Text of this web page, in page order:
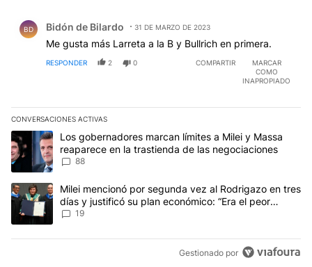
BD Bidón de Bilardo 31 DE MARZO DE 2023
Me gusta más Larreta a la B y Bullrich en primera.
RESPONDER 2 0 COMPARTIR
MARCAR
COMO
INAPROPIADO
CONVERSACIONES ACTIVAS
Este listado muestra los artículos con más comentarios en los
Un artículo de tendencia con el título "Los gobernadores
Los gobernadores marcan límites a Milei y Massa
reaparece en la trastienda de las negociaciones
88
Un artículo de tendencia con el título "Milei mencionó por
Milei mencionó por segunda vez al Rodrigazo en tres
días y justificó su plan económico: “Era el peor
escenario posible”
19
Gestionado por